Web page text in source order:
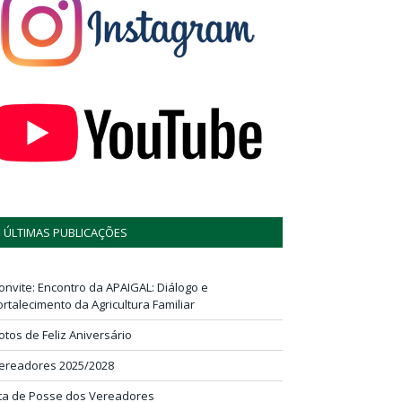
ÚLTIMAS PUBLICAÇÕES
Encontro da APAIGAL: Diálogo e
da Agricultura Familiar
de Feliz Aniversário
2025/2028
de Posse dos Vereadores